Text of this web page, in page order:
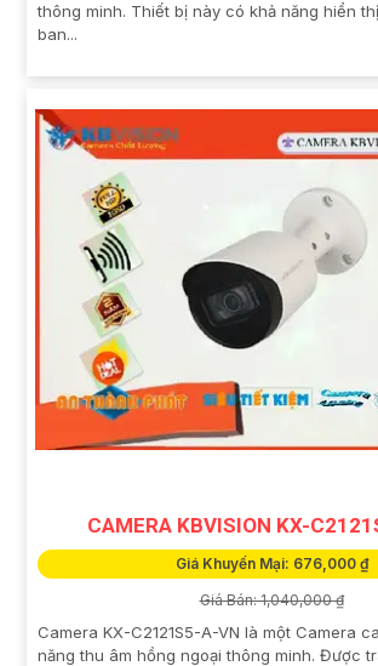
thông minh. Thiết bị này có khả năng hiển
ban...
CAMERA KBVISION KX-
Giá Khuyến Mại: 676,000 ₫
Giá Bán: 1,040,000 ₫
Camera KX-C2121S5-A-VN là một Camera
năng thu âm hồng ngoại thông minh. Được